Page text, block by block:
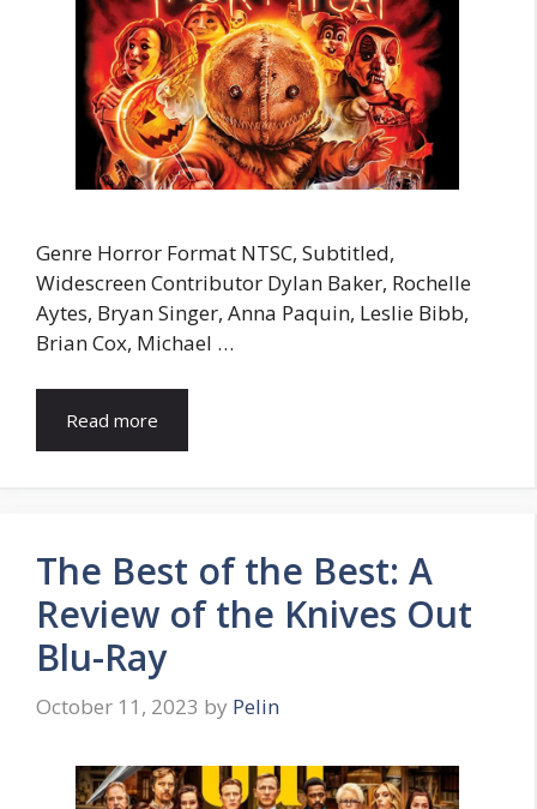
Genre Horror Format NTSC, Subtitled,
Widescreen Contributor Dylan Baker, Rochelle
Aytes, Bryan Singer, Anna Paquin, Leslie Bibb,
Brian Cox, Michael …
Read more
The Best of the Best: A
Review of the Knives Out
Blu-Ray
October 11, 2023 by Pelin